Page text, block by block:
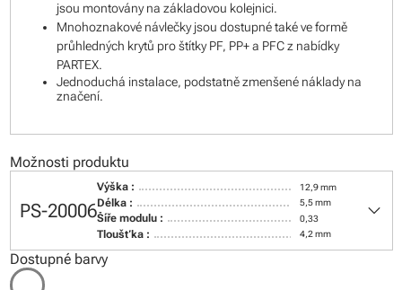
jsou montovány na základovou kolejnici.
Mnohoznakové návlečky jsou dostupné také ve formě
průhledných krytů pro štítky PF, PP+ a PFC z nabídky
PARTEX.
Jednoduchá instalace, podstatně zmenšené náklady na
značení.
Možnosti produktu
PS-20006
Výška : 12,9 mm
Délka : 5,5 mm
Šíře modulu : 0,33
Tloušťka : 4,2 mm
keyboard_arrow_down
Dostupné barvy